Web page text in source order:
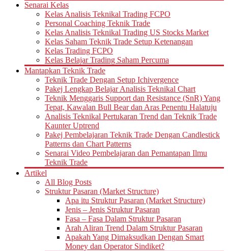
Senarai Kelas
Kelas Analisis Teknikal Trading FCPO
Personal Coaching Teknik Trade
Kelas Analisis Teknikal Trading US Stocks Market
Kelas Saham Teknik Trade Setup Ketenangan
Kelas Trading FCPO
Kelas Belajar Trading Saham Percuma
Mantapkan Teknik Trade
Teknik Trade Dengan Setup Ichivergence
Pakej Lengkap Belajar Analisis Teknikal Chart
Teknik Menggaris Support dan Resistance (SnR) Yang
Tepat, Kawalan Bull Bear dan Aras Penentu Halatuju
Analisis Teknikal Pertukaran Trend dan Teknik Trade
Kaunter Uptrend
Pakej Pembelajaran Teknik Trade Dengan Candlestick
Patterns dan Chart Patterns
Senarai Video Pembelajaran dan Pemantapan Ilmu
Teknik Trade
Artikel
All Blog Posts
Struktur Pasaran (Market Structure)
Apa itu Struktur Pasaran (Market Structure)
Jenis – Jenis Struktur Pasaran
Fasa – Fasa Dalam Struktur Pasaran
Arah Aliran Trend Dalam Struktur Pasaran
Apakah Yang Dimaksudkan Dengan Smart
Money dan Operator Sindiket?